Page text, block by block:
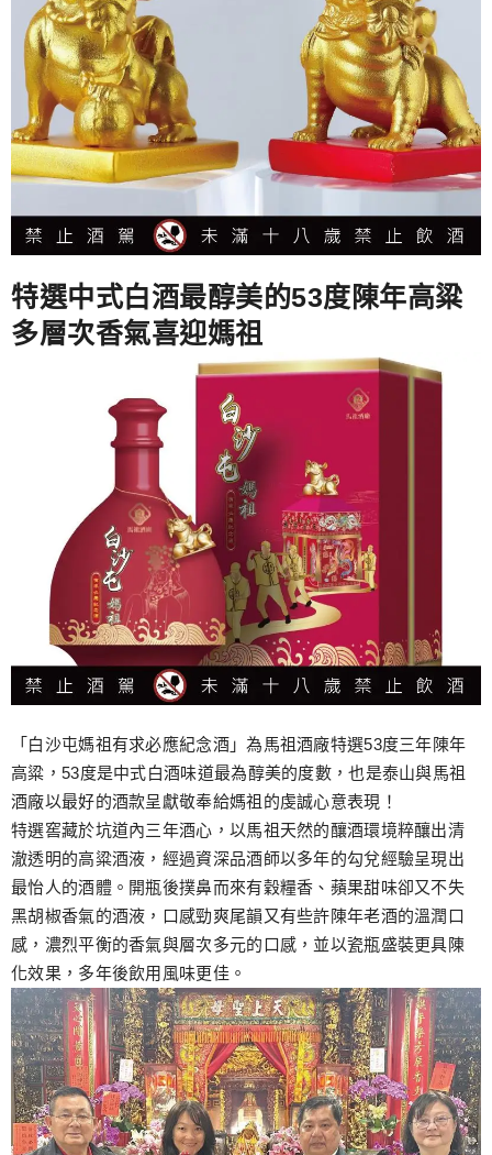
特選中式白酒最醇美的53度陳年高粱
多層次香氣喜迎媽祖
「白沙屯媽祖有求必應紀念酒」為馬祖酒廠特選53度三年陳年
高粱，53度是中式白酒味道最為醇美的度數，也是泰山與馬祖
酒廠以最好的酒款呈獻敬奉給媽祖的虔誠心意表現！
特選窖藏於坑道內三年酒心，以馬祖天然的釀酒環境粹釀出清
澈透明的高粱酒液，經過資深品酒師以多年的勾兌經驗呈現出
最怡人的酒體。開瓶後撲鼻而來有穀糧香、蘋果甜味卻又不失
黑胡椒香氣的酒液，口感勁爽尾韻又有些許陳年老酒的溫潤口
感，濃烈平衡的香氣與層次多元的口感，並以瓷瓶盛裝更具陳
化效果，多年後飲用風味更佳。